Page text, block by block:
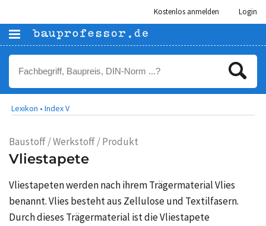
Kostenlos anmelden Login
Lexikon • Index V
Baustoff / Werkstoff / Produkt
Vliestapete
Vliestapeten werden nach ihrem Trägermaterial Vlies
benannt. Vlies besteht aus Zellulose und Textilfasern.
Durch dieses Trägermaterial ist die Vliestapete